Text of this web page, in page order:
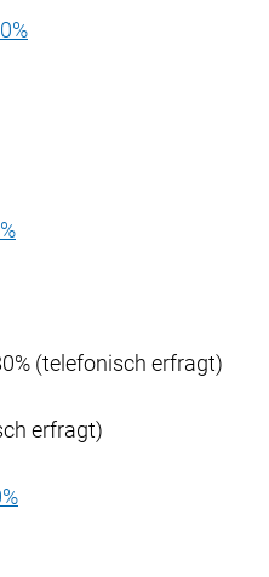
(telefonisch erfragt)
erfragt)